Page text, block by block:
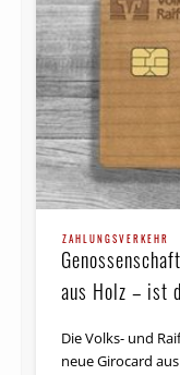
ZAHLUNGSVERKEHR
aus Holz – ist
Die Volks- und
neue Girocard